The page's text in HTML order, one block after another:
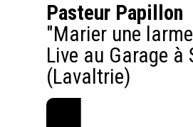
Pasteur Papillon
"Marier une
Live au Garage à
(Lavaltrie)